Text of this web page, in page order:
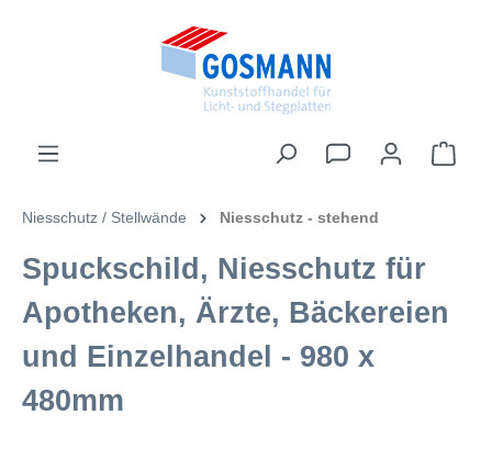
Niesschutz / Stellwände Niesschutz - stehend
Spuckschild, Niesschutz für
Apotheken, Ärzte, Bäckereien
und Einzelhandel - 980 x
480mm